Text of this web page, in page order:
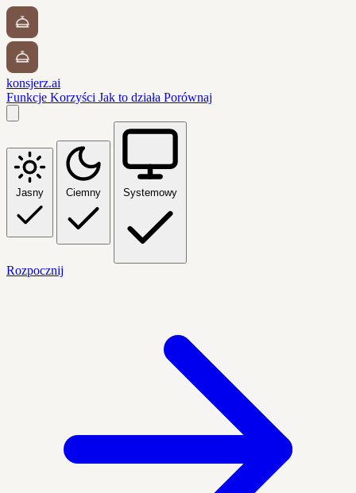
konsjerz.ai
Funkcje Korzyści Jak to działa Porównaj
Jasny Ciemny Systemowy
Rozpocznij